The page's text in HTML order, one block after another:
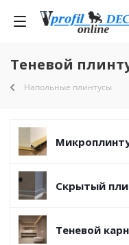
Теневой
Напольные плинтусы
Скрытый
Теневой